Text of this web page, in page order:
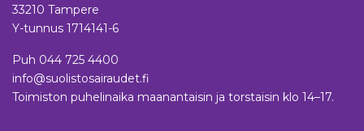
33210 Tampere
Y-tunnus 1714141-6
Puh 044 725 4400
info@suolistosairaudet.fi
Toimiston puhelinaika maanantaisin ja torstaisin klo 14–17.